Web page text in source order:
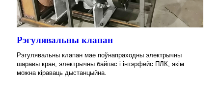
Рэгулявальны клапан
Рэгулявальны клапан мае поўнапраходны электрычны
шаравы кран, электрычны байпас і інтэрфейс ПЛК, якім
можна кіраваць дыстанцыйна.